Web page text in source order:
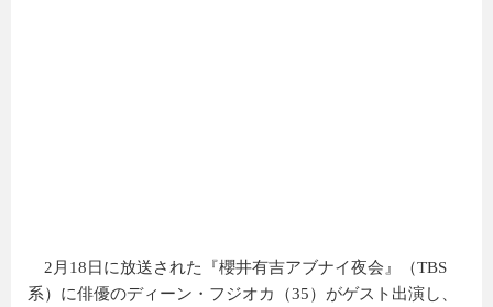
2月18日に放送された『櫻井有吉アブナイ夜会』（TBS
系）に俳優のディーン・フジオカ（35）がゲスト出演し、